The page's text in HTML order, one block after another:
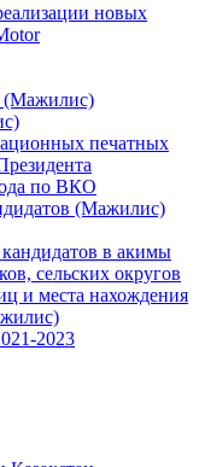
новых
(Мажилис)
печатных
по ВКО
(Мажилис)
в акимы
сельских округов
и места нахождения
2023